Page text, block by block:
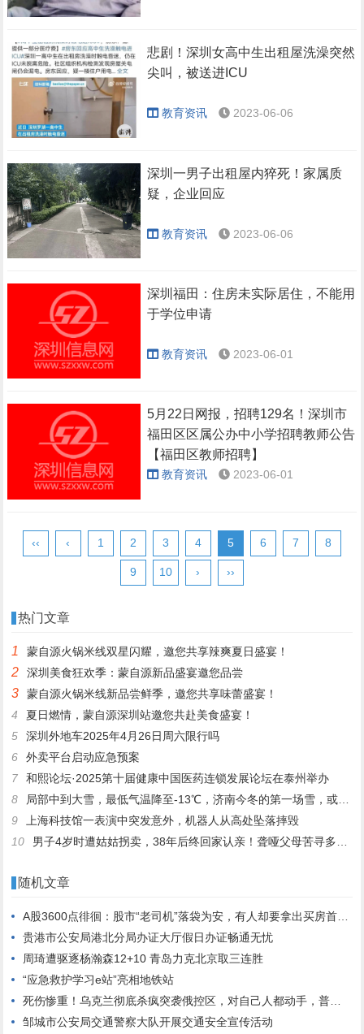
悲剧！深圳女高中生出租屋洗澡突然
尖叫，被送进ICU
教育资讯 2023-06-06
深圳一男子出租屋内猝死！家属质
疑，企业回应
教育资讯 2023-06-06
深圳福田：住房未实际居住，不能用
于学位申请
教育资讯 2023-06-01
5月22日网报，招聘129名！深圳市
福田区区属公办中小学招聘教师公告
【福田区教师招聘】
教育资讯 2023-06-01
‹‹ ‹ 1 2 3 4 5 6 7 8
9 10 › ››
热门文章
1 蒙自源火锅米线双星闪耀，邀您共享辣爽夏日盛宴！
2 深圳美食狂欢季：蒙自源新品盛宴邀您品尝
3
蒙自源火锅米线新品尝鲜季，邀您共享味蕾盛宴！
4
夏日燃情，蒙自源深圳站邀您共赴美食盛宴！
5
深圳外地车2025年4月26日周六限行吗
6
外卖平台启动应急预案
7
和熙论坛·2025第十届健康中国医药连锁发展论坛在泰州举办
8
局部中到大雪，最低气温降至-13℃，济南今冬的第一场雪，或跟去年同一时间！
9
上海科技馆一表演中突发意外，机器人从高处坠落摔毁
10
男子4岁时遭姑姑拐卖，38年后终回家认亲！聋哑父母苦寻多年，母亲已抱憾离世丨红星寻人
随机文章
A股3600点徘徊：股市“老司机”落袋为安，有人却要拿出买房首付入市
贵港市公安局港北分局办证大厅假日办证畅通无忧
周琦遭驱逐杨瀚森12+10 青岛力克北京取三连胜
“应急救护学习e站”亮相地铁站
死伤惨重！乌克兰彻底杀疯突袭俄控区，对自己人都动手，普京或被逼斩首乌决策中心
邹城市公安局交通警察大队开展交通安全宣传活动